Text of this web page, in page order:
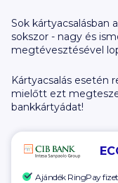
Sok kártyacsalásban
sokszor - nagy és
megtévesztésével
Kártyacsalás esetén
mielőtt ezt
bankkártyádat!
Ajándék RingPay